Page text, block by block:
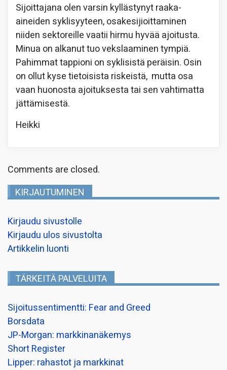
Sijoittajana olen varsin kyllästynyt raaka-
aineiden syklisyyteen, osakesijioittaminen
niiden sektoreille vaatii hirmu hyvää ajoitusta.
Minua on alkanut tuo vekslaaminen tympiä.
Pahimmat tappioni on syklisistä peräisin. Osin
on ollut kyse tietoisista riskeistä, mutta osa
vaan huonosta ajoituksesta tai sen vahtimatta
jättämisestä.
Heikki
Comments are closed.
KIRJAUTUMINEN
Kirjaudu sivustolle
Kirjaudu ulos sivustolta
Artikkelin luonti
TÄRKEITÄ PALVELUITA
Sijoitussentimentti: Fear and Greed
Borsdata
JP-Morgan: markkinanäkemys
Short Register
Lipper: rahastot ja markkinat